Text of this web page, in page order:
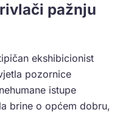
pažnju
ekshibicionist
pozornice
istupe
brine o općem dobru,